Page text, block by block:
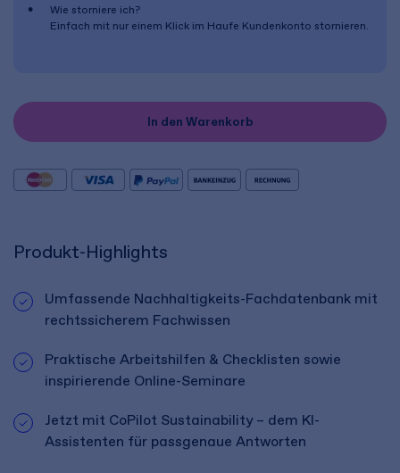
Produkt-Highlights
Umfassende Nachhaltigkeits-Fachdatenbank mit
rechtssicherem Fachwissen
Praktische Arbeitshilfen & Checklisten sowie
inspirierende Online-Seminare
Jetzt mit CoPilot Sustainability – dem KI-
Assistenten für passgenaue Antworten
Wie storniere ich?
Einfach mit nur einem Klick im Haufe Kundenkonto stornieren.
In den Warenkorb